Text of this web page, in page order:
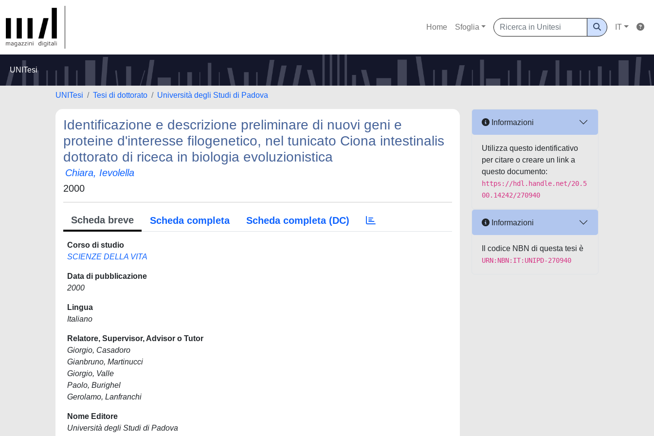
Home Sfoglia IT
UNITesi
UNITesi Tesi di dottorato Università degli Studi di Padova
Identificazione e descrizione preliminare di nuovi geni e
proteine d'interesse filogenetico, nel tunicato Ciona intestinalis
dottorato di riceca in biologia evoluzionistica
Chiara, Ievolella
2000
Scheda breve Scheda completa Scheda completa (DC)
Corso di studio
SCIENZE DELLA VITA
Data di pubblicazione
2000
Lingua
Italiano
Relatore, Supervisor, Advisor o Tutor
Giorgio, Casadoro
Gianbruno, Martinucci
Giorgio, Valle
Paolo, Burighel
Gerolamo, Lanfranchi
Nome Editore
Università degli Studi di Padova
Informazioni
Utilizza questo identificativo
per citare o creare un link a
questo documento:
https://hdl.handle.net/20.5
00.14242/270940
Informazioni
Il codice NBN di questa tesi è
URN:NBN:IT:UNIPD-270940